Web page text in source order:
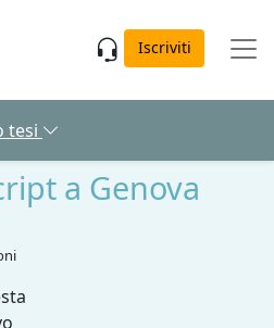
Iscriviti
tesi
a Genova